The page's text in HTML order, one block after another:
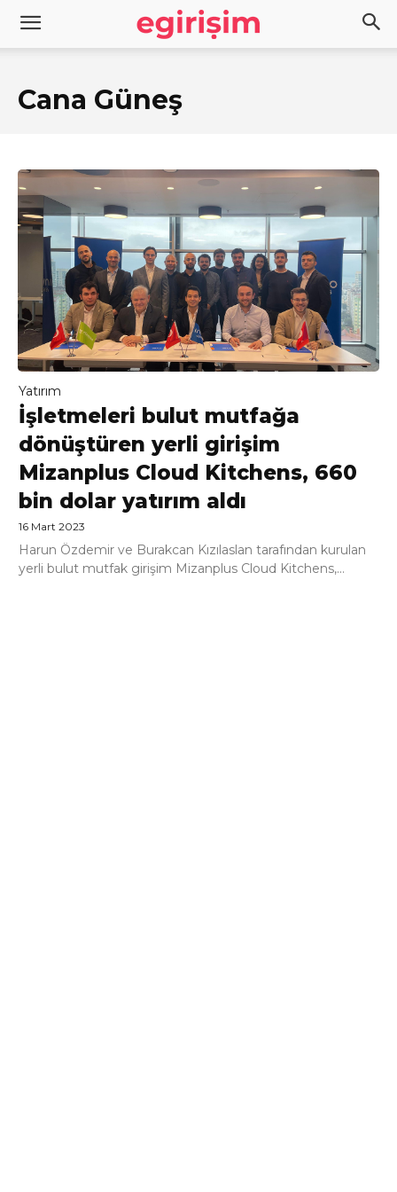
Cana Güneş
Yatırım
İşletmeleri bulut mutfağa
dönüştüren yerli girişim
Mizanplus Cloud Kitchens, 660
bin dolar yatırım aldı
16 Mart 2023
Harun Özdemir ve Burakcan Kızılaslan tarafından kurulan
yerli bulut mutfak girişim Mizanplus Cloud Kitchens,...